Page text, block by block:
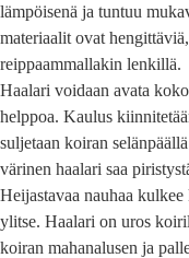
lämpöisenä ja tuntuu
materiaalit ovat
reippaammallakin lenkillä.
Haalari voidaan avata
helppoa. Kaulus
suljetaan koiran
värinen haalari saa
Heijastavaa nauhaa
ylitse. Haalari on uros
koiran mahanalusen ja